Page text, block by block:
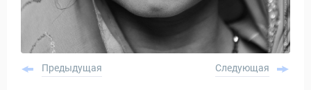
Предыдущая Следующая